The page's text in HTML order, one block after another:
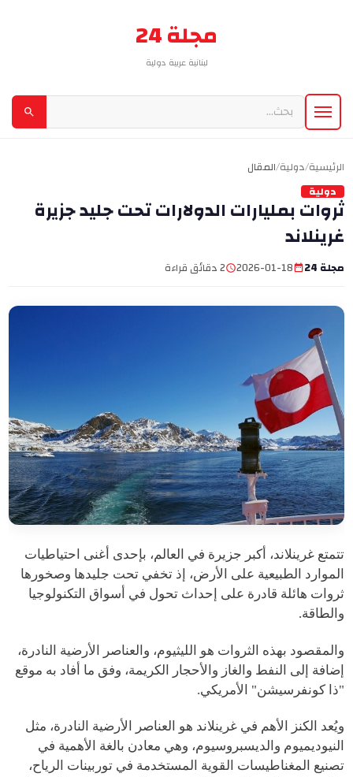
مجلة 24
لبنانية عربية دولية
الرئيسية/دولية/المقال
دولية
ثروات بمليارات الدولارات تحت جليد جزيرة
غرينلاند
مجلة 24 2026-01-18 2 دقائق قراءة
تتمتع غرينلاند، أكبر جزيرة في العالم، بإحدى أغنى احتياطيات
الموارد الطبيعية على الأرض، إذ تخفي تحت جليدها وصخورها
ثروات هائلة قادرة على إحداث تحول في أسواق التكنولوجيا
والطاقة.
والمقصود بهذه الثروات هو الليثيوم، والعناصر الأرضية النادرة،
إضافة إلى النفط والغاز والأحجار الكريمة، وفق ما أفاد به موقع
"ذا كونفرسيشن" الأمريكي.
ويُعد الكنز الأهم في غرينلاند هو العناصر الأرضية النادرة، مثل
النيوديميوم والديسبروسيوم، وهي معادن بالغة الأهمية في
تصنيع المغناطيسات القوية المستخدمة في توربينات الرياح،